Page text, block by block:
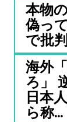
本物
偽っ
で批
海外
ろ」
日本
ら称...